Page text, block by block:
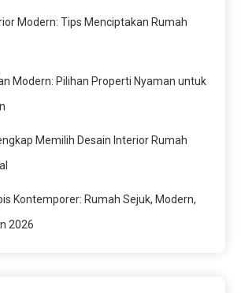
Modern: Tips Menciptakan Rumah
Modern: Pilihan Properti Nyaman untuk
Memilih Desain Interior Rumah
Kontemporer: Rumah Sejuk, Modern,
2026